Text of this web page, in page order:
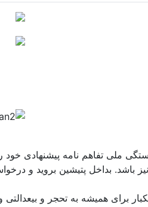
ملی تفاهم نامه پیشنهادی
برای همیشه به تحجر و بیعدالتی